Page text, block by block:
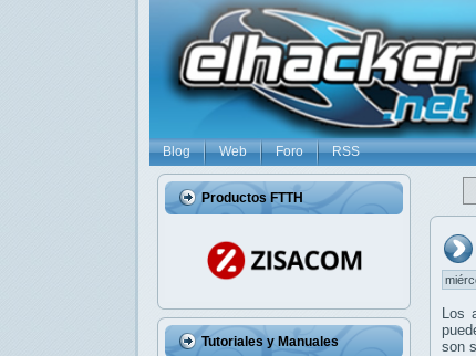
Blog Web Foro RSS
Productos FTTH
Tutoriales y Manuales
Los
son